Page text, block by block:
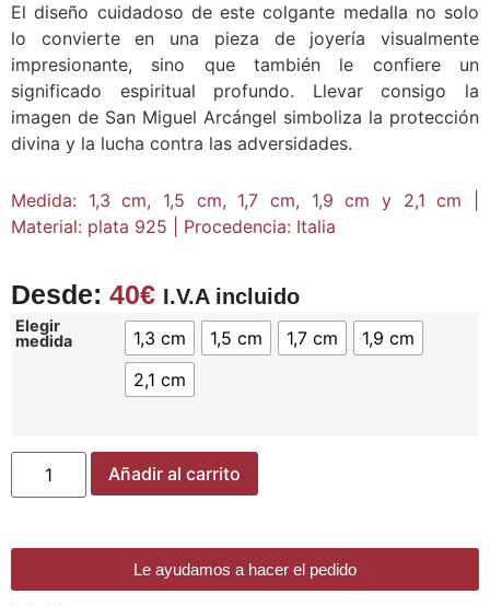
El diseño cuidadoso de este colgante medalla no solo
lo convierte en una pieza de joyería visualmente
impresionante, sino que también le confiere un
significado espiritual profundo. Llevar consigo la
imagen de San Miguel Arcángel simboliza la protección
divina y la lucha contra las adversidades.
Medida: 1,3 cm, 1,5 cm, 1,7 cm, 1,9 cm y 2,1 cm |
Material: plata 925 | Procedencia: Italia
Desde: 40€ I.V.A incluido
Elegir
medida
1,3 cm 1,5 cm 1,7 cm
1,9 cm
2,1 cm
Añadir al carrito
Le ayudamos a hacer el pedido